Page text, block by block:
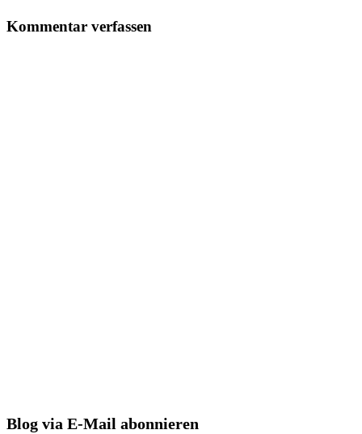
Kommentar verfassen
Blog via E-Mail abonnieren